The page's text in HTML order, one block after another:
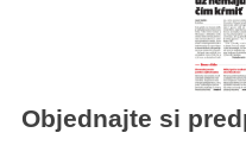
Objednajte si